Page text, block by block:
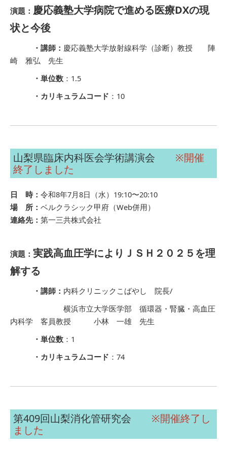
演題： 慶応義塾大学病院で進める医療DXの現
状と今後
・講師： 慶応義塾大学放射線科学（診断）教授 陣
崎 雅弘 先生
・単位数 ：1.5
・カリキュラムコード ：10
山梨県臨床内科医会学術講演会 ※開催
終了しました
日 時： 令和8年7月8日（水）19:10〜20:10
場 所： ベルクラシック甲府（Web併用）
連絡先： 第一三共株式会社
演題： 実践高血圧学によりＪＳＨ２０２５を理
解する
・講師： 内科クリニックこばやし 院長/
横浜市立大学医学部 循環器・腎臓・高血圧
内科学 客員教授 小林 一雄 先生
・単位数 ：1
・カリキュラムコード ：74
第409回山梨消化管研究会 ※開催終了し
ました